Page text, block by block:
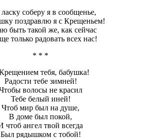
соберу я в сообщенье,
поздравлю я с Крещеньем!
быть такой же, как сейчас
только радовать всех нас!
* * *
тебя, бабушка!
Радости тебе зимней!
волосы не красил
Тебе белый иней!
Чтоб мир был на душе,
В доме был покой,
чтоб ангел твой всегда
Был рядышком с тобой!